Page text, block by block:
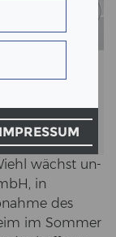
IMPRESSUM
wächst un­
in
des
im Som­mer